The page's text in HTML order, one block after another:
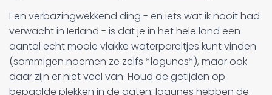
Een verbazingwekkend ding - en iets wat ik nooit had
verwacht in Ierland - is dat je in het hele land een
aantal echt mooie vlakke waterpareltjes kunt vinden
(sommigen noemen ze zelfs *lagunes*), maar ook
daar zijn er niet veel van. Houd de getijden op
bepaalde plekken in de gaten; lagunes hebben de